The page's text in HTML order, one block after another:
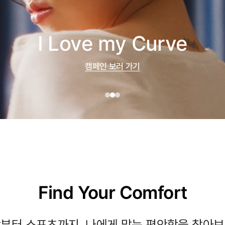
I Love my Curve
캠페인 보러 가기
Find Your Comfort